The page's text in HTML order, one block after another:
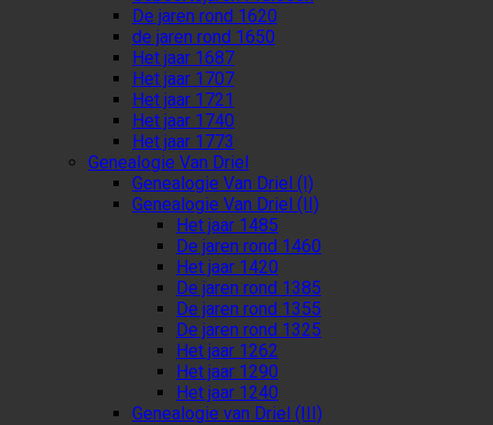
De jaren rond 1620
de jaren rond 1650
Het jaar 1687
Het jaar 1707
Het jaar 1721
Het jaar 1740
Het jaar 1773
Genealogie Van Driel
Genealogie Van Driel (I)
Genealogie Van Driel (II)
Het jaar 1485
De jaren rond 1460
Het jaar 1420
De jaren rond 1385
De jaren rond 1355
De jaren rond 1325
Het jaar 1262
Het jaar 1290
Het jaar 1240
Genealogie van Driel (III)